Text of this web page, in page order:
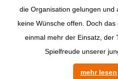
die Organisation gelungen und
keine Wünsche offen. Doch
einmal mehr der Einsatz, der
Spielfreude unserer
mehr lesen